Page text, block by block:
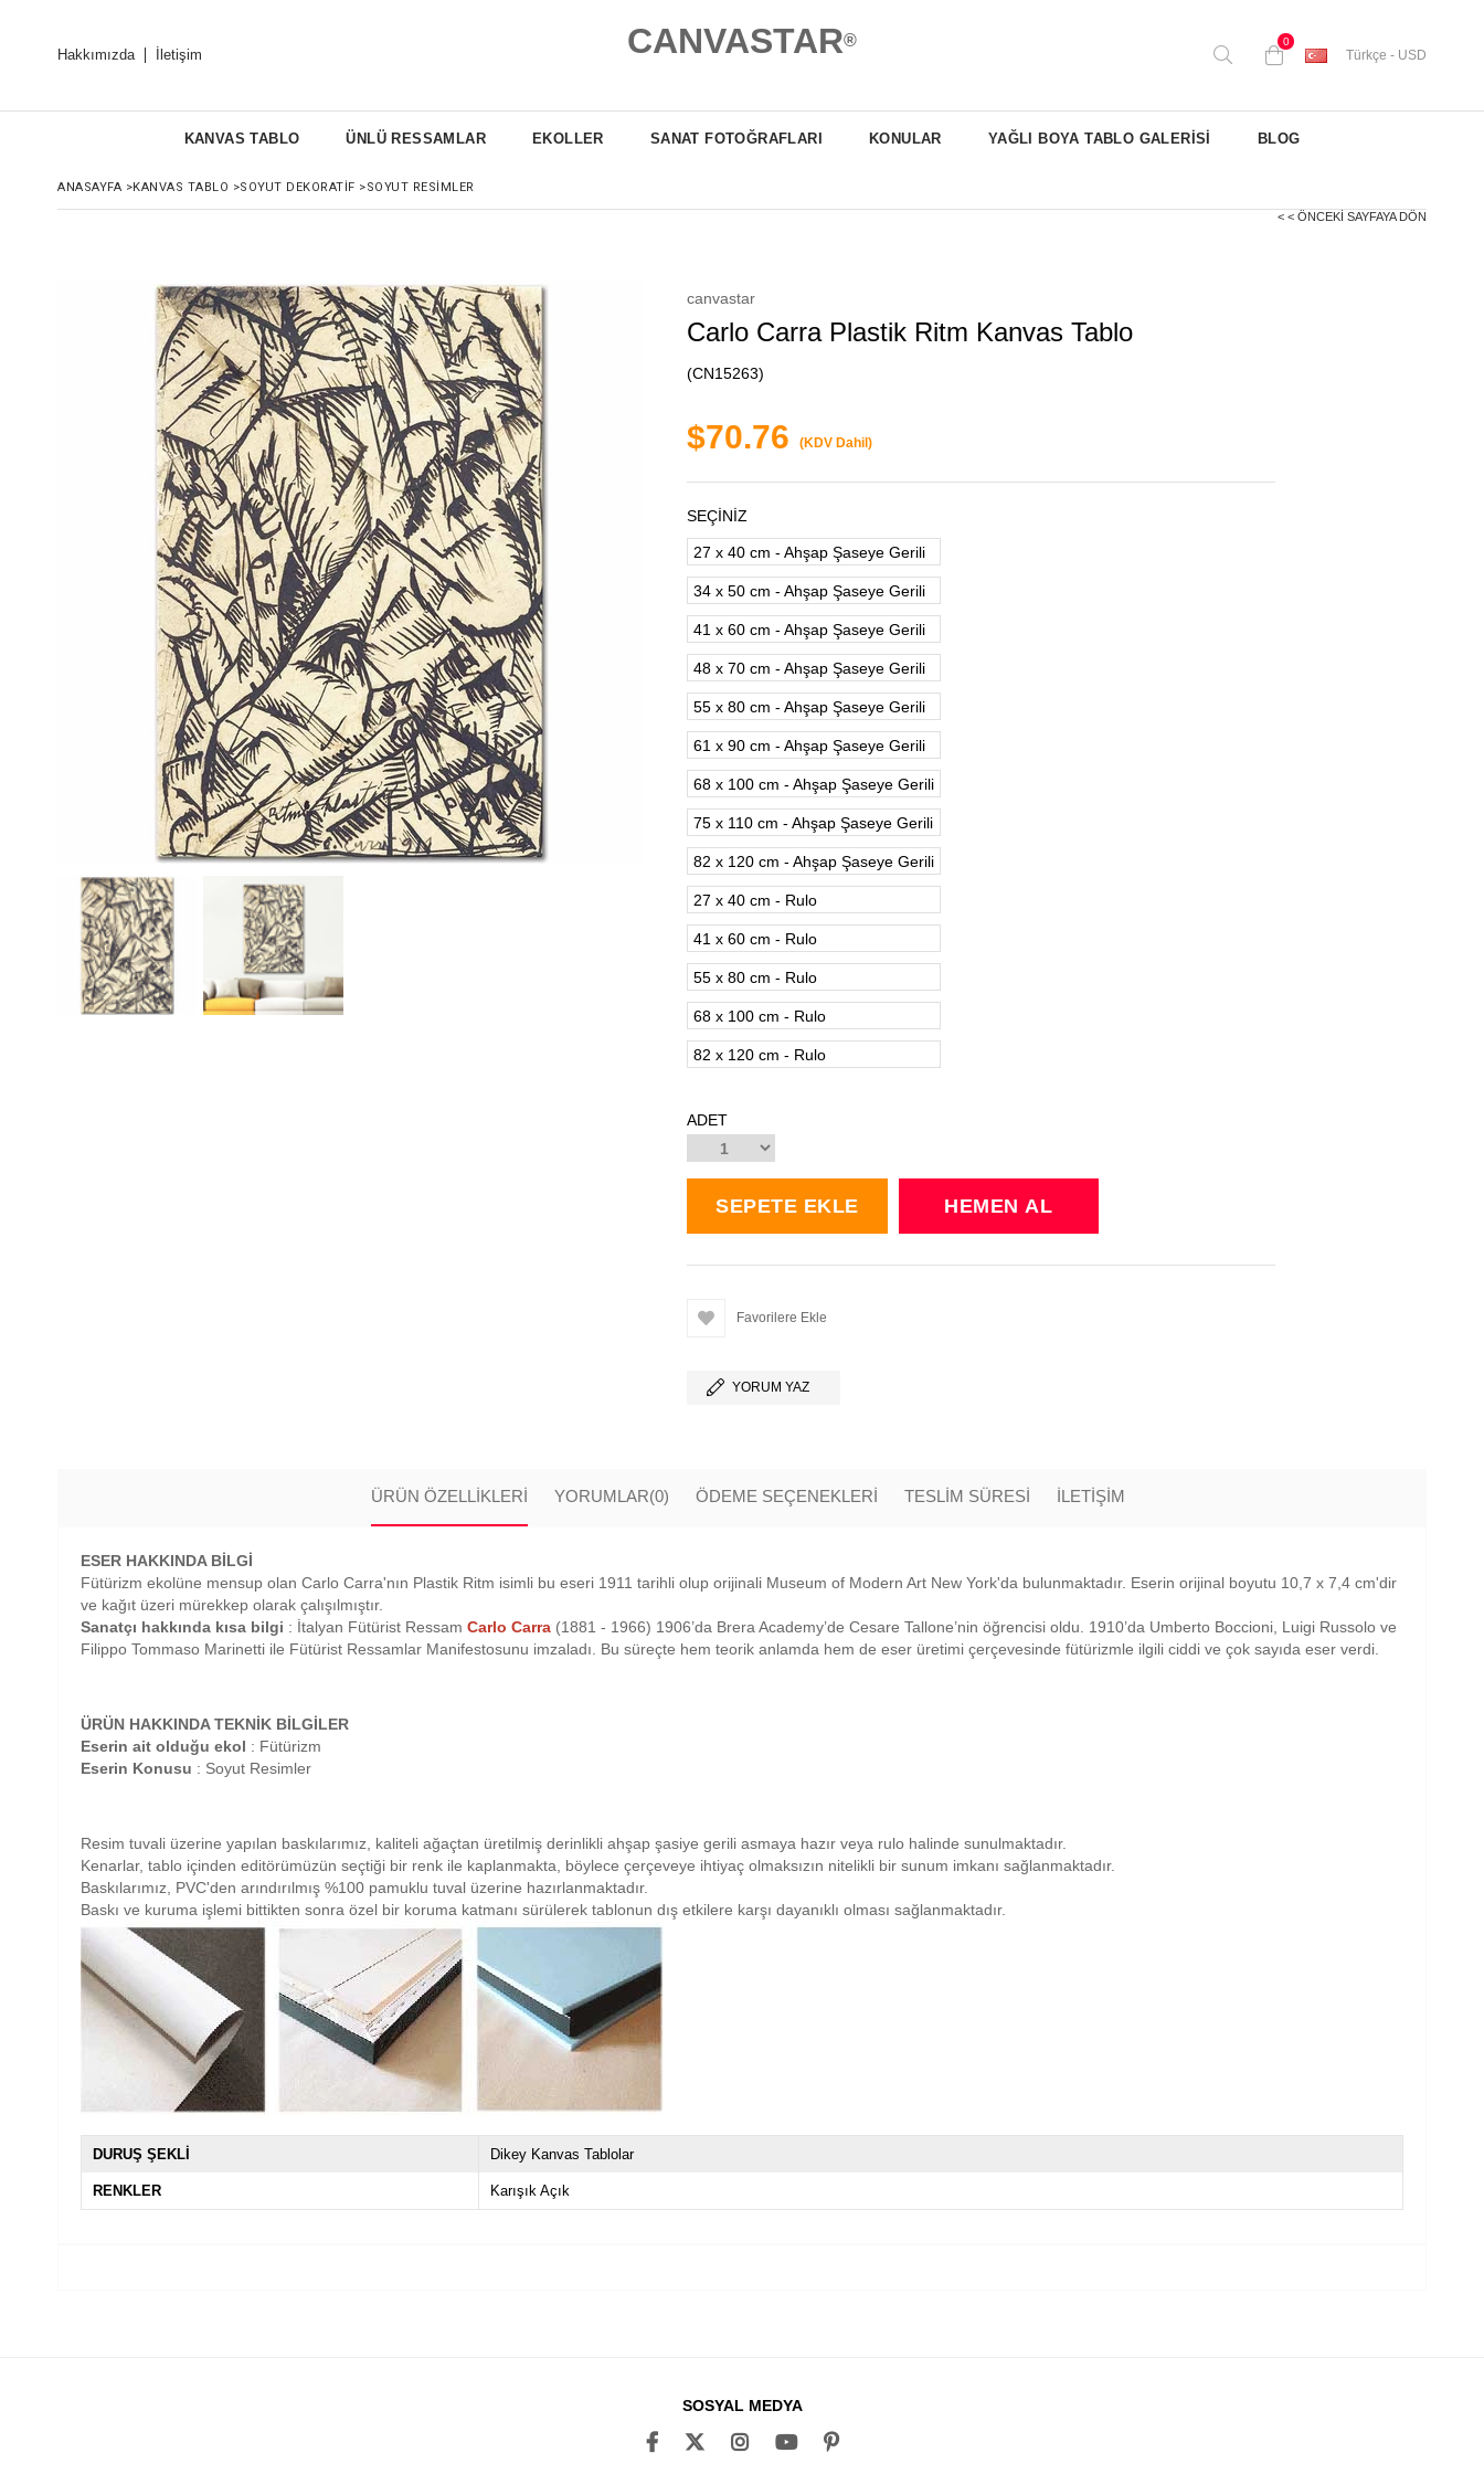
Hakkımızda İletişim CANVASTAR® 0
Türkçe - USD
KANVAS TABLO ÜNLÜ RESSAMLAR EKOLLER SANAT FOTOĞRAFLARI KONULAR YAĞLI BOYA TABLO GALERİSİ BLOG
ANASAYFA >KANVAS TABLO >SOYUT DEKORATIF >SOYUT RESIMLER
< < ÖNCEKI SAYFAYA DÖN
canvastar
Carlo Carra Plastik Ritm Kanvas Tablo
(CN15263)
$70.76 (KDV Dahil)
SEÇİNİZ
27 x 40 cm - Ahşap Şaseye Gerili
34 x 50 cm - Ahşap Şaseye Gerili
41 x 60 cm - Ahşap Şaseye Gerili
48 x 70 cm - Ahşap Şaseye Gerili
55 x 80 cm - Ahşap Şaseye Gerili
61 x 90 cm - Ahşap Şaseye Gerili
68 x 100 cm - Ahşap Şaseye Gerili
75 x 110 cm - Ahşap Şaseye Gerili
82 x 120 cm - Ahşap Şaseye Gerili
27 x 40 cm - Rulo
41 x 60 cm - Rulo
55 x 80 cm - Rulo
68 x 100 cm - Rulo
82 x 120 cm - Rulo
ADET
Favorilere Ekle
YORUM YAZ
ÜRÜN ÖZELLIKLERI YORUMLAR(0) ÖDEME SEÇENEKLERI TESLİM SÜRESİ İLETİŞİM
ESER HAKKINDA BİLGİ
Fütürizm ekolüne mensup olan Carlo Carra'nın Plastik Ritm isimli bu eseri 1911 tarihli olup orijinali Museum of Modern Art New York'da bulunmaktadır. Eserin orijinal boyutu 10,7 x 7,4 cm'dir
ve kağıt üzeri mürekkep olarak çalışılmıştır.
Sanatçı hakkında kısa bilgi : İtalyan Fütürist Ressam Carlo Carra (1881 - 1966) 1906’da Brera Academy’de Cesare Tallone’nin öğrencisi oldu. 1910’da Umberto Boccioni, Luigi Russolo ve
Filippo Tommaso Marinetti ile Fütürist Ressamlar Manifestosunu imzaladı. Bu süreçte hem teorik anlamda hem de eser üretimi çerçevesinde fütürizmle ilgili ciddi ve çok sayıda eser verdi.
ÜRÜN HAKKINDA TEKNİK BİLGİLER
Eserin ait olduğu ekol : Fütürizm
Eserin Konusu : Soyut Resimler
Resim tuvali üzerine yapılan baskılarımız, kaliteli ağaçtan üretilmiş derinlikli ahşap şasiye gerili asmaya hazır veya rulo halinde sunulmaktadır.
Kenarlar, tablo içinden editörümüzün seçtiği bir renk ile kaplanmakta, böylece çerçeveye ihtiyaç olmaksızın nitelikli bir sunum imkanı sağlanmaktadır.
Baskılarımız, PVC'den arındırılmış %100 pamuklu tuval üzerine hazırlanmaktadır.
Baskı ve kuruma işlemi bittikten sonra özel bir koruma katmanı sürülerek tablonun dış etkilere karşı dayanıklı olması sağlanmaktadır.
DURUŞ ŞEKLİ Dikey Kanvas Tablolar
RENKLER Karışık Açık
SOSYAL MEDYA